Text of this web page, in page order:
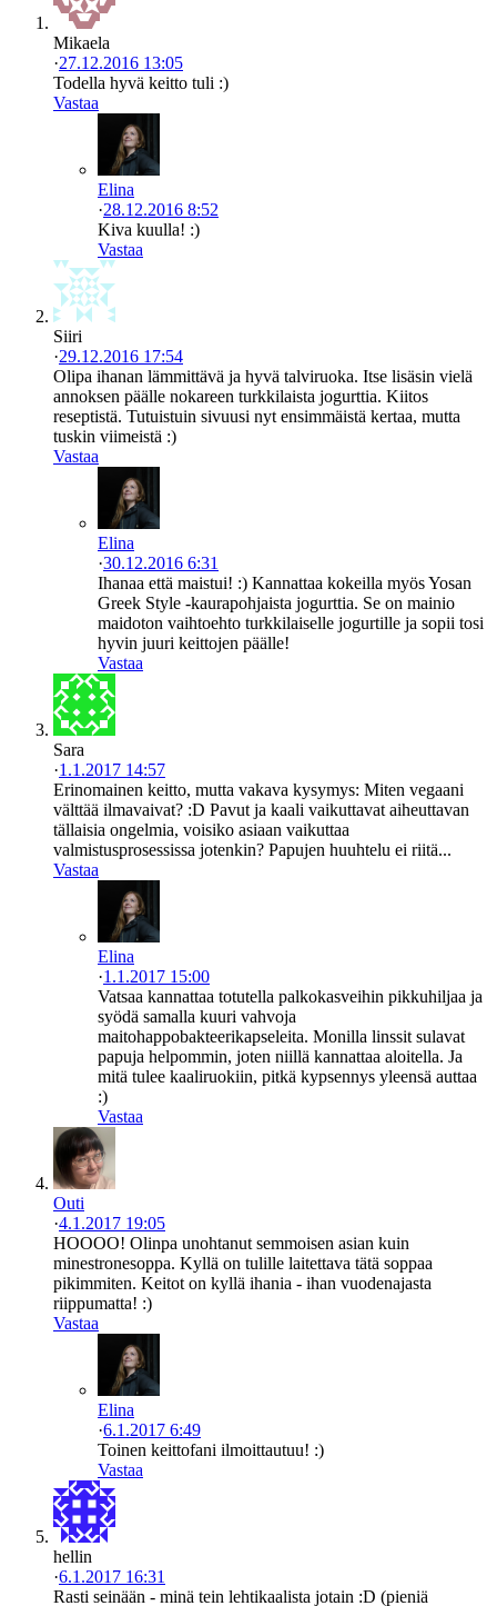
Mikaela
·27.12.2016 13:05
Todella hyvä keitto tuli :)
Vastaa
Elina
·28.12.2016 8:52
Kiva kuulla! :)
Vastaa
Siiri
·29.12.2016 17:54
Olipa ihanan lämmittävä ja hyvä talviruoka. Itse lisäsin vielä
annoksen päälle nokareen turkkilaista jogurttia. Kiitos
reseptistä. Tutuistuin sivuusi nyt ensimmäistä kertaa, mutta
tuskin viimeistä :)
Vastaa
Elina
·30.12.2016 6:31
Ihanaa että maistui! :) Kannattaa kokeilla myös Yosan
Greek Style -kaurapohjaista jogurttia. Se on mainio
maidoton vaihtoehto turkkilaiselle jogurtille ja sopii tosi
hyvin juuri keittojen päälle!
Vastaa
Sara
·1.1.2017 14:57
Erinomainen keitto, mutta vakava kysymys: Miten vegaani
välttää ilmavaivat? :D Pavut ja kaali vaikuttavat aiheuttavan
tällaisia ongelmia, voisiko asiaan vaikuttaa
valmistusprosessissa jotenkin? Papujen huuhtelu ei riitä...
Vastaa
Elina
·1.1.2017 15:00
Vatsaa kannattaa totutella palkokasveihin pikkuhiljaa ja
syödä samalla kuuri vahvoja
maitohappobakteerikapseleita. Monilla linssit sulavat
papuja helpommin, joten niillä kannattaa aloitella. Ja
mitä tulee kaaliruokiin, pitkä kypsennys yleensä auttaa
:)
Vastaa
Outi
·4.1.2017 19:05
HOOOO! Olinpa unohtanut semmoisen asian kuin
minestronesoppa. Kyllä on tulille laitettava tätä soppaa
pikimmiten. Keitot on kyllä ihania - ihan vuodenajasta
riippumatta! :)
Vastaa
Elina
·6.1.2017 6:49
Toinen keittofani ilmoittautuu! :)
Vastaa
hellin
·6.1.2017 16:31
Rasti seinään - minä tein lehtikaalista jotain :D (pieniä